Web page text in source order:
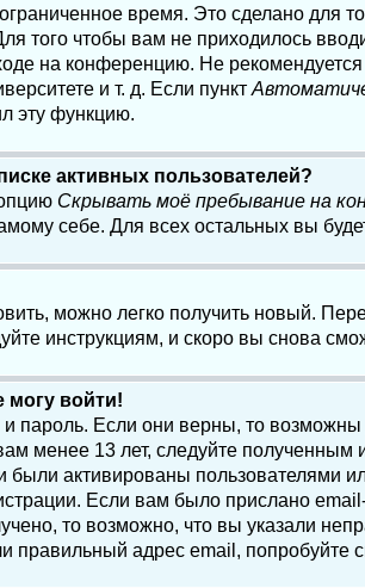
время. Это сделано для
того чтобы вам не приходилось
на конференцию. Не
и т. д. Если пункт
эту функцию.
активных пользователей?
Скрывать моё пребывание на
себе. Для всех остальных вы
можно легко получить новый.
инструкциям, и скоро вы снова
могу войти!
пароль. Если они верны, то
менее 13 лет, следуйте
были активированы пользователями
Если вам было прислано
то возможно, что вы указали
адрес email, попробуйте